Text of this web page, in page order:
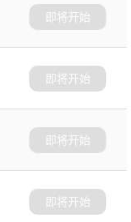
即将开始
即将开始
即将开始
即将开始